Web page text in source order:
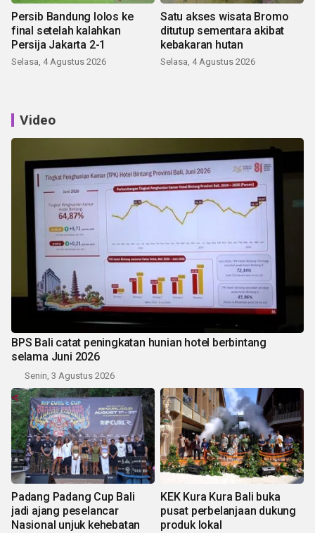
Persib Bandung lolos ke
final setelah kalahkan
Persija Jakarta 2-1
Selasa, 4 Agustus 2026
Satu akses wisata Bromo
ditutup sementara akibat
kebakaran hutan
Selasa, 4 Agustus 2026
Video
BPS Bali catat peningkatan hunian hotel berbintang
selama Juni 2026
Senin, 3 Agustus 2026
Padang Padang Cup Bali
jadi ajang peselancar
Nasional unjuk kehebatan
KEK Kura Kura Bali buka
pusat perbelanjaan dukung
produk lokal